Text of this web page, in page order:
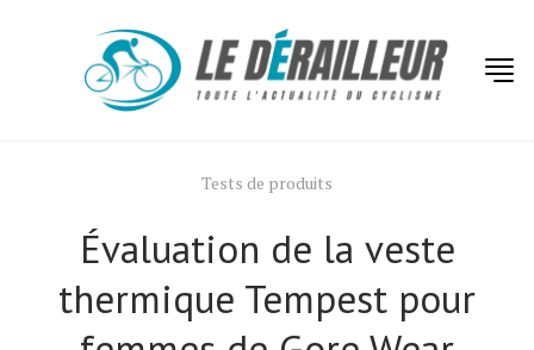
Tests de produits
Évaluation de la veste
thermique Tempest pour